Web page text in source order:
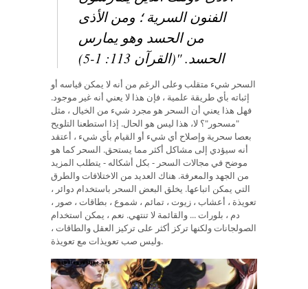
الفنون السرية ؛ ومن الأذى
من الحسد وهو يمارس
الحسد. "(القرآن 113: 1-5)
السحر شيء متقلب وعلى الرغم من أنه لا يمكن قياسه أو
إثباته بأي طريقة علمية ، فإن هذا لا يعني أنه غير موجود.
فهل هذا يعني أن السحر هو مجرد شيء من الخيال ، مثل
"مسحور"؟ لا، هذا ليس هو الحال. إذا استطعنا التلويح
بعصا سحرية وإصلاح أي شيء أو القيام بأي شيء ، أعتقد
أنه سيؤدي إلى مشاكل أكثر مما يستحق. السحر كما هو
موضح في مجالات السحر - بكل أشكاله - يتطلب المزيد
من الجهد والمعرفة. هناك العديد من الاختلافات والطرق
التي يمكن اتباعها. يخلق البعض السحر باستخدام دوائر ،
تعويذة ، أعشاب ، زيوت ، تمائم ، شموع ، بطاقات ، صور ،
دم ، بلورات ... والقائمة لا تنتهي. نعم ، يمكن استخدام
الصولجانات ولكنها تركز أكثر على تركيز العقل والطاقات ،
وليس صب تعويذات مع تعويذة.